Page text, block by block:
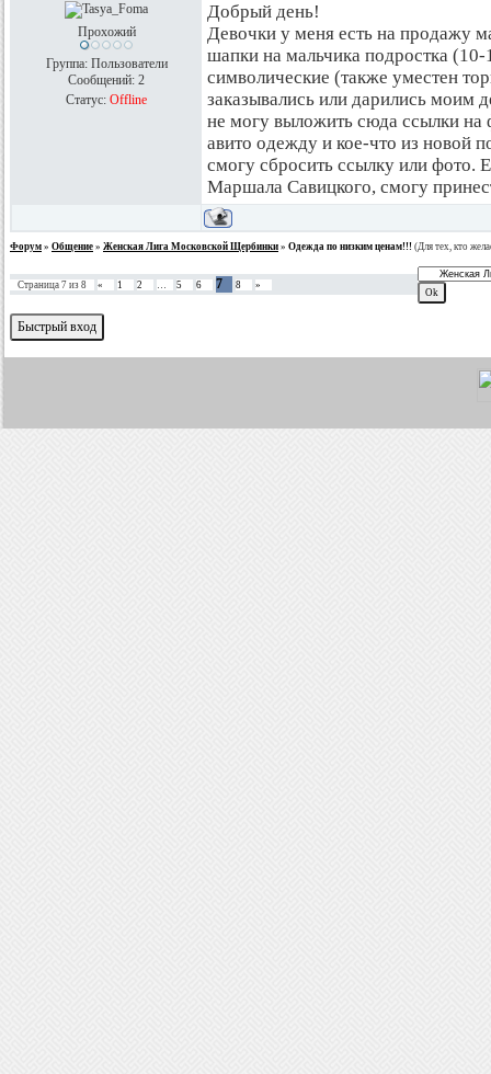
Прохожий
Группа: Пользователи
Сообщений: 2
Статус: Offline
Добрый день!
Девочки у меня есть на продажу
шапки на мальчика подростка
символические (также уместен
заказывались или дарились моим
не могу выложить сюда ссылки на
авито одежду и кое-что из новой
смогу сбросить ссылку или фото.
Маршала Савицкого, смогу
Форум » Общение » Женская Лига Московской Щербинки » Одежда по низким ценам!!! (Для тех, кто
Страница 7 из 8 « 1 2 … 5 6 7 8 »